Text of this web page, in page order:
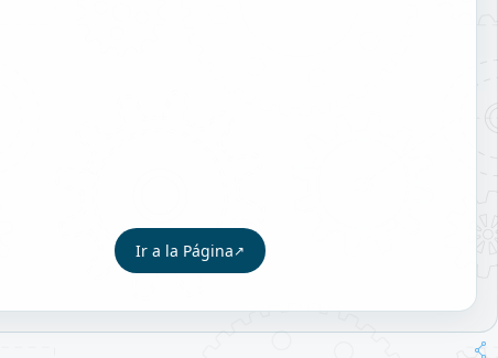
Ir a la Página